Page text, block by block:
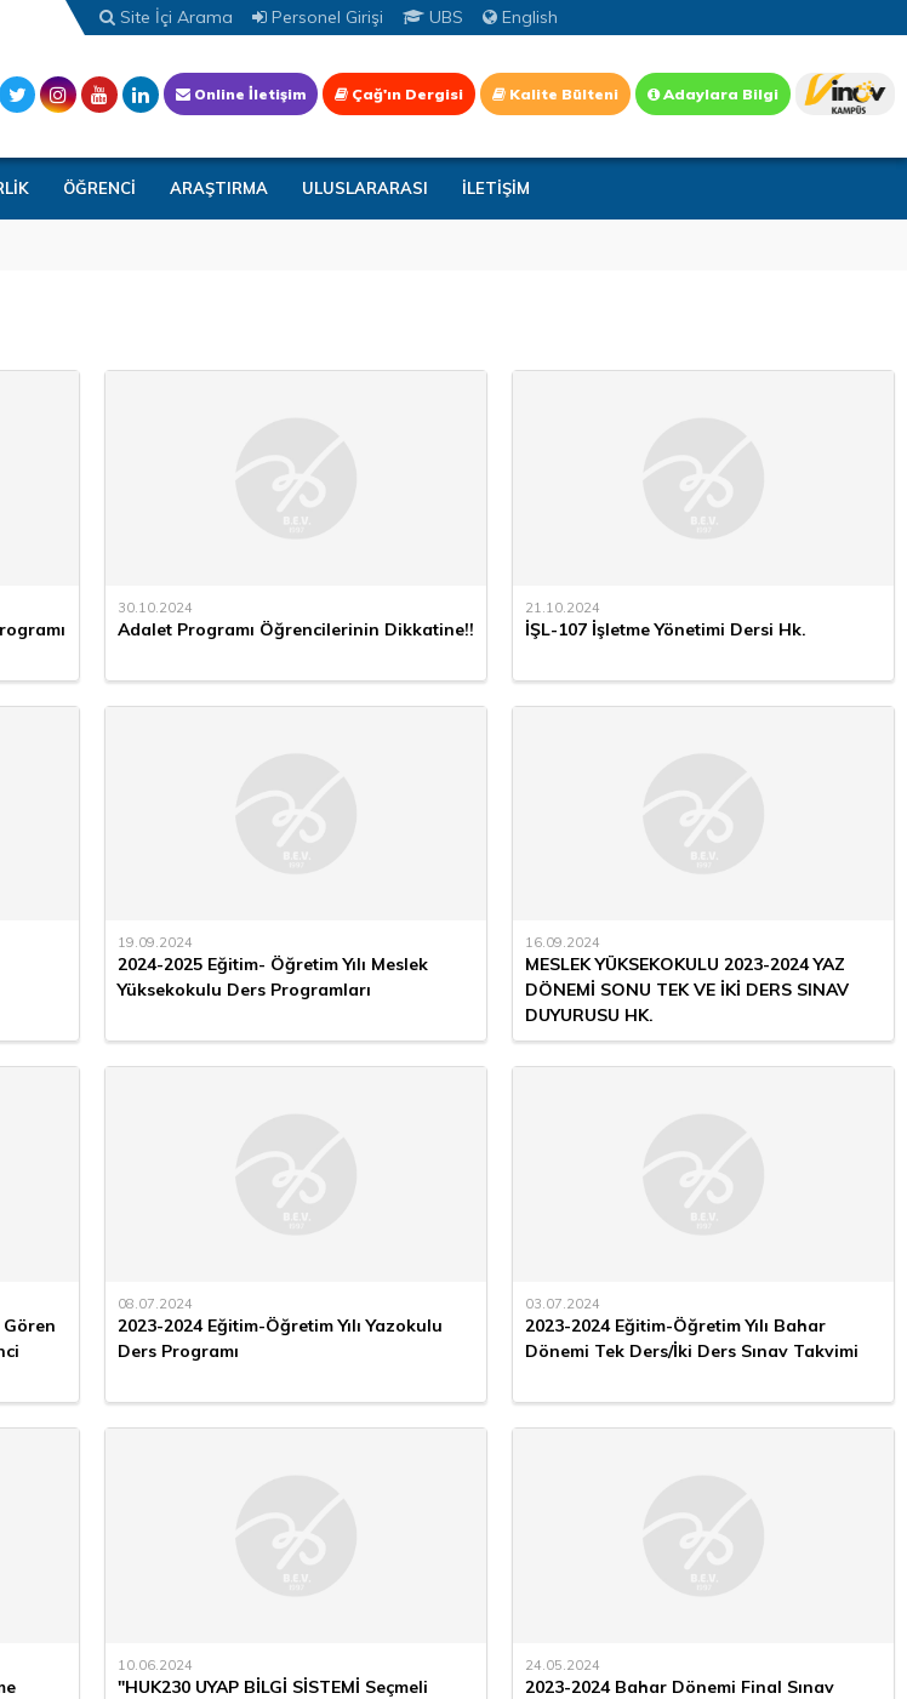
Site İçi Arama Personel Girişi UBS English
Online İletişim Çağ'ın Dergisi Kalite Bülteni Adaylara Bilgi
ÖĞRENCİ ARAŞTIRMA ULUSLARARASI İLETİŞİM
30.10.2024
Adalet Programı Öğrencilerinin Dikkatine!!
21.10.2024
İŞL-107 İşletme Yönetimi Dersi Hk.
19.09.2024
2024-2025 Eğitim- Öğretim Yılı Meslek
Yüksekokulu Ders Programları
16.09.2024
MESLEK YÜKSEKOKULU 2023-2024 YAZ
DÖNEMİ SONU TEK VE İKİ DERS SINAV
DUYURUSU HK.
Gören
08.07.2024
2023-2024 Eğitim-Öğretim Yılı Yazokulu
Ders Programı
03.07.2024
2023-2024 Eğitim-Öğretim Yılı Bahar
Dönemi Tek Ders/İki Ders Sınav Takvimi
10.06.2024
"HUK230 UYAP BİLGİ SİSTEMİ Seçmeli
24.05.2024
2023-2024 Bahar Dönemi Final Sınav